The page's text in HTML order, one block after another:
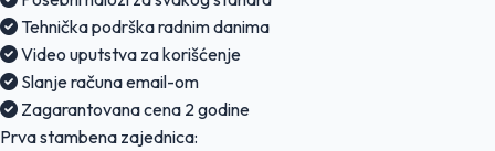
Tehnička podrška radnim danima
Video uputstva za korišćenje
Slanje računa email-om
Zagarantovana cena 2 godine
Prva stambena zajednica: